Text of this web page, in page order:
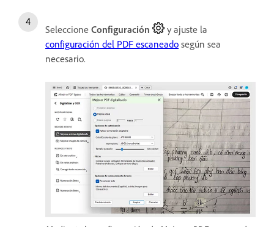
Seleccione Configuración
y ajuste la
configuración del PDF escaneado según sea
necesario.